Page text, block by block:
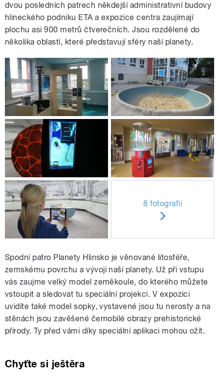
dvou posledních patrech někdejší administrativní budovy
hlineckého podniku ETA a expozice centra zaujímají
plochu asi 900 metrů čtverečních. Jsou rozdělené do
několika oblastí, které představují sféry naší planety.
8 fotografií
Spodní patro Planety Hlinsko je věnované litosféře,
zemskému povrchu a vývoji naší planety. Už při vstupu
vás zaujme velký model zeměkoule, do kterého můžete
vstoupit a sledovat tu speciální projekci. V expozici
uvidíte také model sopky, vystavené jsou tu nerosty a na
stěnách jsou zavěšené černobílé obrazy prehistorické
přírody. Ty před vámi díky speciální aplikaci mohou ožít.
Chyťte si ještěra